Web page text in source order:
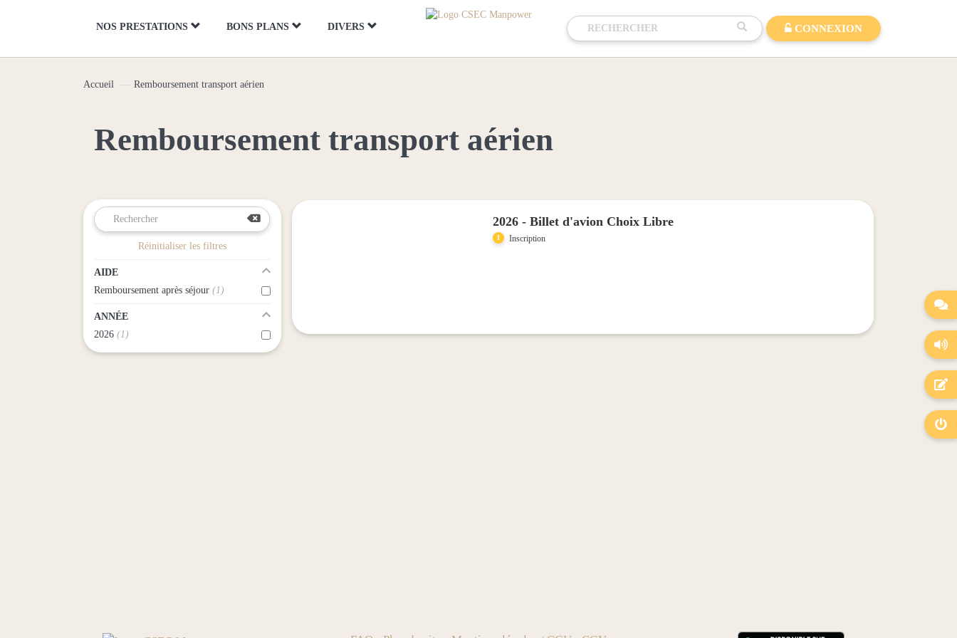
NOS PRESTATIONS BONS PLANS DIVERS CONNEXION
Accueil Remboursement transport aérien
Remboursement transport aérien
Réinitialiser les filtres
AIDE
Remboursement après séjour (1)
ANNÉE
2026 (1)
2026 - Billet d'avion Choix Libre
Inscription



